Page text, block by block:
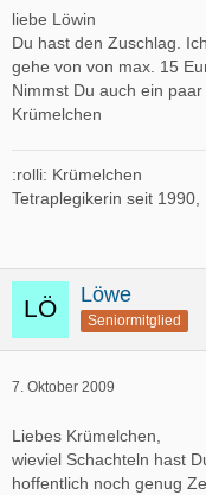
liebe Löwin
Du hast den Zuschlag.
gehe von von max. 15
Nimmst Du auch ein
Krümelchen
:rolli: Krümelchen
Tetraplegikerin seit 1990,
Löwe
Seniormitglied
7. Oktober 2009
Liebes Krümelchen,
wieviel Schachteln hast
hoffentlich noch genug